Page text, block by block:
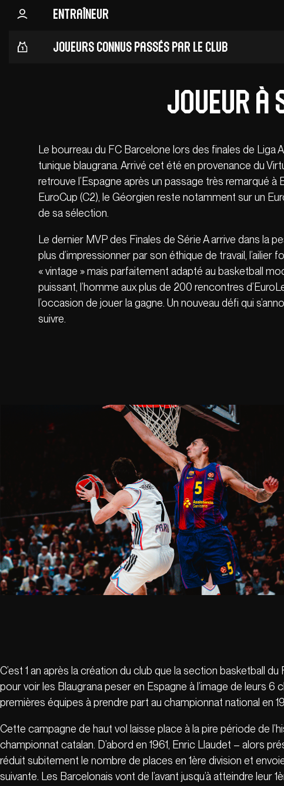
Entraîneur
Joueurs connus passés par le club
Joueur
Le bourreau du FC Barcelone lors des finales de
tunique blaugrana. Arrivé cet été en provenance du
retrouve l’Espagne après un passage très remarqué à
EuroCup (C2), le Géorgien reste notamment sur un
de sa sélection.
Le dernier MVP des Finales de Série A arrive dans la
plus d’impressionner par son éthique de travail, l’ailier
« vintage » mais parfaitement adapté au basketball
puissant, l’homme aux plus de 200 rencontres
l’occasion de jouer la gagne. Un nouveau défi qui
suivre.
C’est 1 an après la création du club que la section basketball
pour voir les Blaugrana peser en Espagne à l’image de leurs
premières équipes à prendre part au championnat national en
Cette campagne de haut vol laisse place à la pire période de
championnat catalan. D’abord en 1961, Enric Llaudet – alors
réduit subitement le nombre de places en 1ère division et
suivante. Les Barcelonais vont de l’avant jusqu’à atteindre leur